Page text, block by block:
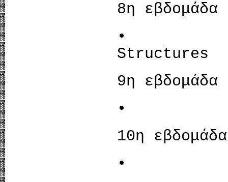
8η εβδομάδα
•
Structures
9η εβδομάδα
•
10η εβδομάδα
•